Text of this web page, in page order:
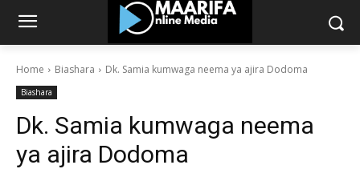
Home Biashara Dk. Samia kumwaga neema ya ajira Dodoma
Biashara
Dk. Samia kumwaga neema
ya ajira Dodoma